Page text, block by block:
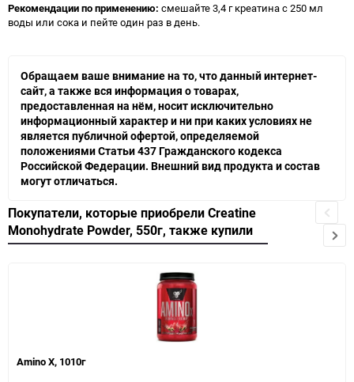
Рекомендации по применению: смешайте 3,4 г креатина с 250 мл
воды или сока и пейте один раз в день.
Обращаем ваше внимание на то, что данный интернет-
сайт, а также вся информация о товарах,
предоставленная на нём, носит исключительно
информационный характер и ни при каких условиях не
является публичной офертой, определяемой
положениями Статьи 437 Гражданского кодекса
Российской Федерации. Внешний вид продукта и состав
могут отличаться.
Покупатели, которые приобрели Creatine
Monohydrate Powder, 550г, также купили
Amino X, 1010г